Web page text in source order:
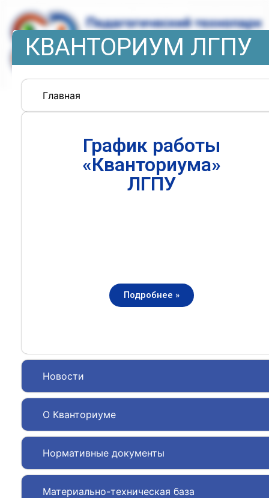
КВАНТОРИУМ ЛГПУ
Главная
Новости
О Кванториуме
Нормативные документы
Материально-техническая база
График работы
«Кванториума»
ЛГПУ
Подробнее »